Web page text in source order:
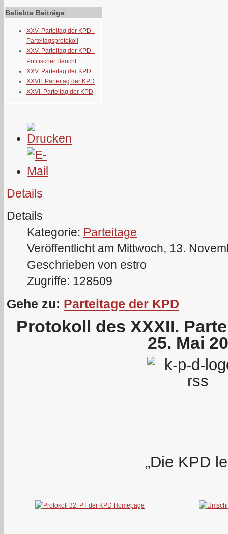
Beliebte Beiträge
XXV. Parteitag der KPD -
Parteitagsprotokoll
XXV. Parteitag der KPD -
Politischer Bericht
XXV. Parteitag der KPD
XXVII. Parteitag der KPD
XXVI. Parteitag der KPD
Details
Details
Kategorie: Parteitage
Veröffentlicht am Mittwoch, 13.
Geschrieben von estro
Zugriffe: 128509
Gehe zu: Parteitage der KPD
Protokoll des XXXII.
25. Mai
„Die KPD